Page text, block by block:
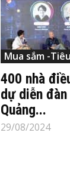
Mua sắm -
400 nhà
dự diễn đàn
Quảng...
29/08/2024